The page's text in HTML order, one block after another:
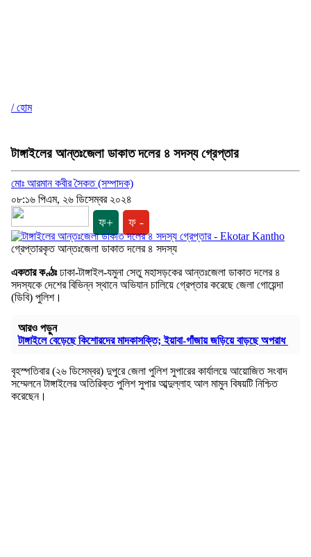
/ হোম
টাঙ্গাইলের আন্তঃজেলা ডাকাত দলের ৪ সদস্য গ্রেপ্তার
মোঃ আরমান কবীর সৈকত (সম্পাদক)
০৮:১৬ পিএম, ২৬ ডিসেম্বর ২০২৪
ফ+ ফ -
গ্রেপ্তারকৃত আন্তঃজেলা ডাকাত দলের ৪ সদস্য
একতার কণ্ঠঃঢাকা-টাঙ্গাইল-যমুনা সেতু মহাসড়কের আন্তঃজেলা ডাকাত দলের ৪
সদস্যকে দেশের বিভিন্ন স্থানে অভিযান চালিয়ে গ্রেপ্তার করেছে জেলা গোয়েন্দা
(ডিবি) পুলিশ।
আরও পড়ুন
টাঙ্গাইলে বেড়েছে কিশোরদের মাদকাসক্তি; ইয়াবা-গাঁজায় জড়িয়ে বাড়ছে অপরাধ
বৃহস্পতিবার (২৬ ডিসেম্বর) দুপুরে জেলা পুলিশ সুপারের কার্যালয়ে আয়োজিত সংবাদ
সম্মেলনে টাঙ্গাইলের অতিরিক্ত পুলিশ সুপার আব্দুল্লাহ আল মামুন বিষয়টি নিশ্চিত
করেছেন।